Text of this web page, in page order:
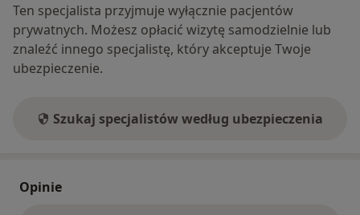
Ten specjalista przyjmuje wyłącznie pacjentów
prywatnych. Możesz opłacić wizytę samodzielnie lub
znaleźć innego specjalistę, który akceptuje Twoje
ubezpieczenie.
Szukaj specjalistów według ubezpieczenia
Opinie